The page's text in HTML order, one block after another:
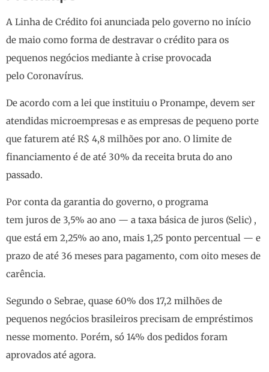
A Linha de Crédito foi anunciada pelo governo no início
de maio como forma de destravar o crédito para os
pequenos negócios mediante à crise provocada
pelo Coronavírus.
De acordo com a lei que instituiu o Pronampe, devem ser
atendidas microempresas e as empresas de pequeno porte
que faturem até R$ 4,8 milhões por ano. O limite de
financiamento é de até 30% da receita bruta do ano
passado.
Por conta da garantia do governo, o programa
tem juros de 3,5% ao ano — a taxa básica de juros (Selic) ,
que está em 2,25% ao ano, mais 1,25 ponto percentual — e
prazo de até 36 meses para pagamento, com oito meses de
carência.
Segundo o Sebrae, quase 60% dos 17,2 milhões de
pequenos negócios brasileiros precisam de empréstimos
nesse momento. Porém, só 14% dos pedidos foram
aprovados até agora.